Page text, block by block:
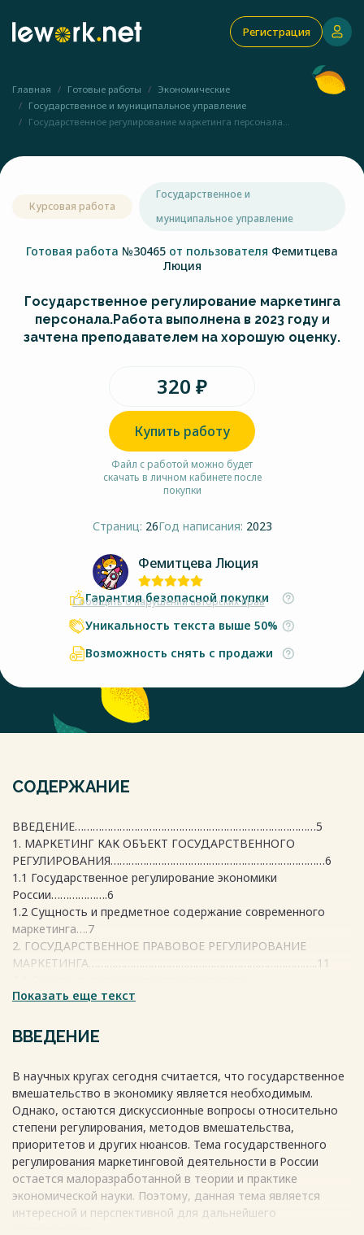
Регистрация
Главная Готовые работы
Экономические
Государственное и муниципальное управление
Государственное регулирование маркетинга персонала...
Курсовая работа
Государственное и
муниципальное управление
Готовая работа №30465 от пользователя Фемитцева
Люция
Государственное регулирование маркетинга
персонала.Работа выполнена в 2023 году и
зачтена преподавателем на хорошую оценку.
320 ₽
Купить работу
Файл с работой можно будет
скачать в личном кабинете после
покупки
Страниц: 26Год написания: 2023
Фемитцева Люция
Сообщить о нарушении авторских прав
Гарантия безопасной покупки
Уникальность текста выше 50%
Возможность снять с продажи
СОДЕРЖАНИЕ
ВВЕДЕНИЕ………………………………………………………………………5
1. МАРКЕТИНГ КАК ОБЪЕКТ ГОСУДАРСТВЕННОГО
РЕГУЛИРОВАНИЯ………………………………………………………………6
1.1 Государственное регулирование экономики
России……………….6
1.2 Сущность и предметное содержание современного
маркетинга….7
2. ГОСУДАРСТВЕННОЕ ПРАВОВОЕ РЕГУЛИРОВАНИЕ
МАРКЕТИНГА…………………………………………………………………..11
права……………………….11
коммуникаций…………13
2.3 Правовое регулирование товарной
2.4 Правовое регулирование каналов
товародвижения………………..15
2.5 Правовое регулирование конкуренции как фактора
маркетинговой
среды……………………………………………………………………………16
3. ГОСУДАРСТВЕННОЕ ЭКОНОМИЧЕСКОЕ РЕГУЛИРОВАНИЕ
МАРКЕТИНГОВОЙ
ДЕЯТЕЛЬНОСТИ……………………………………….18
3.1 Концепции государственного регулирования маркетинга
Показать еще текст
ВВЕДЕНИЕ
В научных кругах сегодня считается, что государственное
вмешательство в экономику является необходимым.
Однако, остаются дискуссионные вопросы относительно
степени регулирования, методов вмешательства,
приоритетов и других нюансов. Тема государственного
регулирования маркетинговой деятельности в России
остается малоразработанной в теории и практике
экономической науки. Поэтому, данная тема является
интересной и перспективной для дальнейшего